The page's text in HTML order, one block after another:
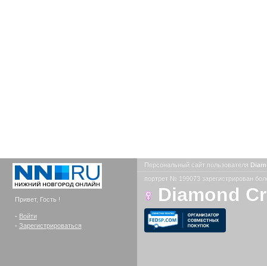
Привет, Гость !
- Войти
- Зарегистрироваться
Персональный сайт пользователя
портрет № 199073 зарегистрирован
Diamond